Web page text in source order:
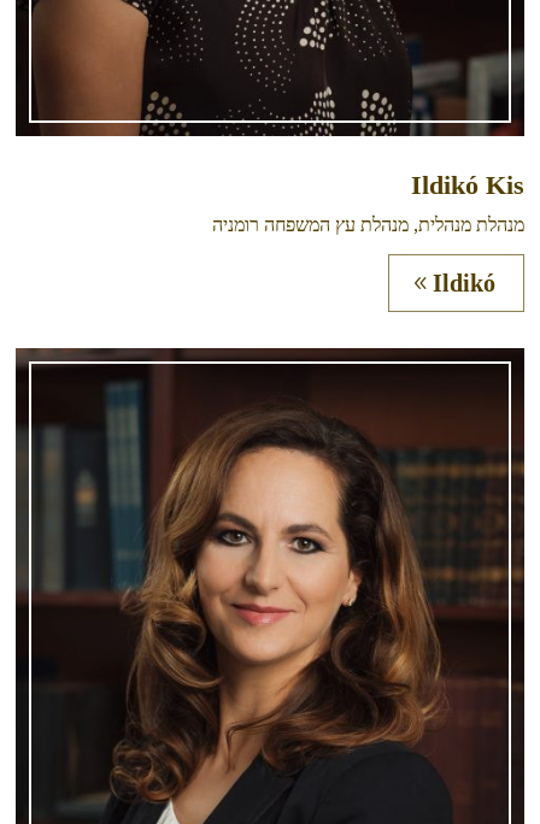
Ildikó Kis
מנהלת מנהלית, מנהלת עץ המשפחה רומניה
Ildikó